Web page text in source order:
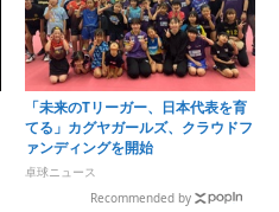
「未来のTリーガー、日本代表を育
てる」カグヤガールズ、クラウドフ
ァンディングを開始
卓球ニュース
Recommended by